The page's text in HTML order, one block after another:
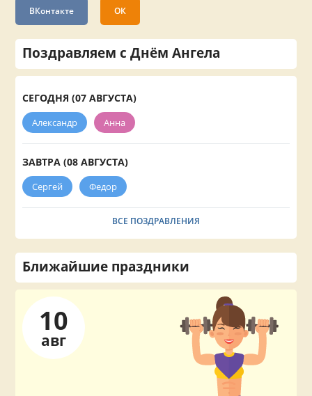
ВКонтакте ОК
Поздравляем с Днём Ангела
СЕГОДНЯ (07 АВГУСТА)
Александр Анна
ЗАВТРА (08 АВГУСТА)
Сергей Федор
ВСЕ ПОЗДРАВЛЕНИЯ
Ближайшие праздники
10
авг